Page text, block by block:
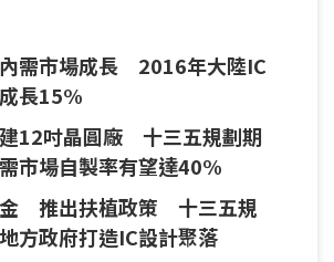
需市場成長 2016年大陸IC
長15%
12吋晶圓廠 十三五規劃期
市場自製率有望達40%
金 推出扶植政策 十三五規
方政府打造IC設計聚落